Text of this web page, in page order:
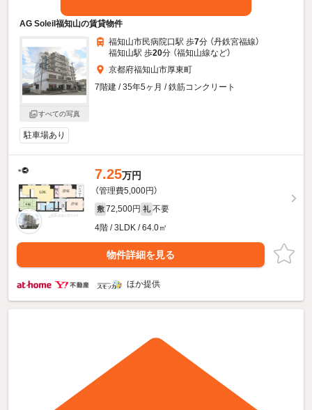
AG Soleil福知山の賃貸物件
すべての写真
福知山市民病院口駅 歩7分 （丹鉄宮福線）
福知山駅 歩20分 （福知山線など）
京都府福知山市厚東町
7階建 / 35年5ヶ月 / 鉄筋コンクリート
駐車場あり
7.25万円
（管理費5,000円）
敷 72,500円 礼 不要
4階 / 3LDK / 64.0㎡
物件詳細を見る
ほか提供